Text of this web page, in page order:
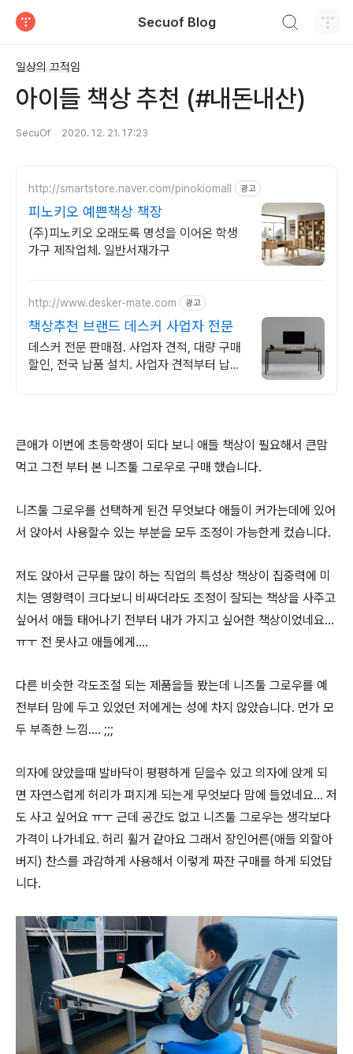
Secuof Blog
일상의 끄적임
아이들 책상 추천 (#내돈내산)
SecuOf 2020. 12. 21. 17:23
http://smartstore.naver.com/pinokiomall 광고
피노키오 예쁜책상 책장
(주)피노키오 오래도록 명성을 이어온 학생
가구 제작업체. 일반서재가구
http://www.desker-mate.com 광고
책상추천 브랜드 데스커 사업자 전문
데스커 전문 판매점. 사업자 견적, 대량 구매
할인, 전국 납품 설치. 사업자 견적부터 납품
큰애가 이번에 초등학생이 되다 보니 애들 책상이 필요해서 큰맘
먹고 그전 부터 본 니즈툴 그로우로 구매 했습니다.
니즈툴 그로우를 선택하게 된건 무엇보다 애들이 커가는데에 있어
서 앉아서 사용할수 있는 부분을 모두 조정이 가능한게 컸습니다.
저도 앉아서 근무를 많이 하는 직업의 특성상 책상이 집중력에 미
치는 영향력이 크다보니 비싸더라도 조정이 잘되는 책상을 사주고
싶어서 애들 태어나기 전부터 내가 가지고 싶어한 책상이었네요...
ㅠㅜ 전 못사고 애들에게....
다른 비슷한 각도조절 되는 제품을들 봤는데 니즈툴 그로우를 예
전부터 맘에 두고 있었던 저에게는 성에 차지 않았습니다. 먼가 모
두 부족한 느낌.... ;;;
의자에 앉았을때 발바닥이 평평하게 딛을수 있고 의자에 앉게 되
면 자연스럽게 허리가 펴지게 되는게 무엇보다 맘에 들었네요... 저
도 사고 싶어요 ㅠㅜ 근데 공간도 없고 니즈툴 그로우는 생각보다
가격이 나가네요. 허리 휠거 같아요 그래서 장인어른(애들 외할아
버지) 찬스를 과감하게 사용해서 이렇게 짜잔 구매를 하게 되었답
니다.